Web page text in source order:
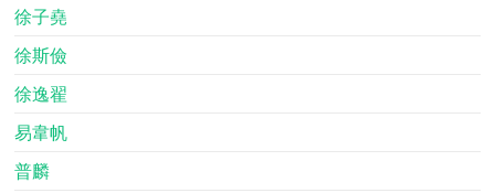
徐子堯
徐斯儉
徐逸翟
易韋帆
普麟